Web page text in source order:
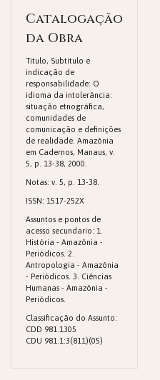
Catalogação
da Obra
Titulo, Subtitulo e
indicação de
responsabilidade: O
idioma da intolerância:
situação etnográfica,
comunidades de
comunicação e definições
de realidade. Amazônia
em Cadernos, Manaus, v.
5, p. 13-38, 2000.
Notas: v. 5, p. 13-38.
ISSN: 1517-252X
Assuntos e pontos de
acesso secundario: 1.
História - Amazônia -
Periódicos. 2.
Antropologia - Amazônia
- Periódicos. 3. Ciências
Humanas - Amazônia -
Periódicos.
Classificação do Assunto:
CDD 981.1305
CDU 981.1:3(811)(05)